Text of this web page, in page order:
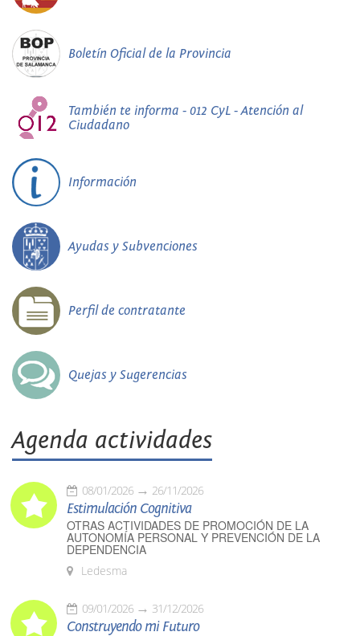
Boletín Oficial de la Provincia
También te informa - 012 CyL - Atención al
Ciudadano
Información
Ayudas y Subvenciones
Perfil de contratante
Quejas y Sugerencias
Agenda actividades
08/01/2026 26/11/2026
Estimulación Cognitiva
OTRAS ACTIVIDADES DE PROMOCIÓN DE LA
AUTONOMÍA PERSONAL Y PREVENCIÓN DE LA
DEPENDENCIA
Ledesma
09/01/2026 31/12/2026
Construyendo mi Futuro